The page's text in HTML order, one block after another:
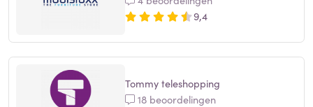
9,4
Tommy teleshopping
18 beoordelingen